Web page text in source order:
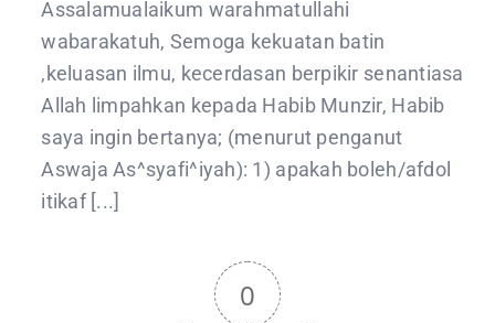
Assalamualaikum warahmatullahi
wabarakatuh, Semoga kekuatan batin
,keluasan ilmu, kecerdasan berpikir senantiasa
Allah limpahkan kepada Habib Munzir, Habib
saya ingin bertanya; (menurut penganut
Aswaja As^syafi^iyah): 1) apakah boleh/afdol
itikaf [...]
0